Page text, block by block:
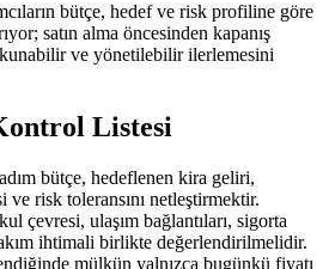
bütçe, hedef ve risk profiline göre
satın alma öncesinden kapanış
ve yönetilebilir ilerlemesini
Listesi
bütçe, hedeflenen kira geliri,
ve risk toleransını netleştirmektir.
çevresi, ulaşım bağlantıları, sigorta
ihtimali birlikte değerlendirilmelidir.
mülkün yalnızca bugünkü fiyatı